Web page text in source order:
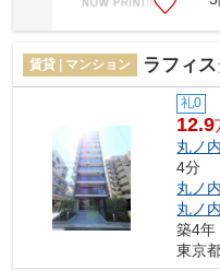
賃貸 | マンション ラフィス
礼0
12.9
丸ノ
4分
丸ノ
丸ノ
築4年
東京